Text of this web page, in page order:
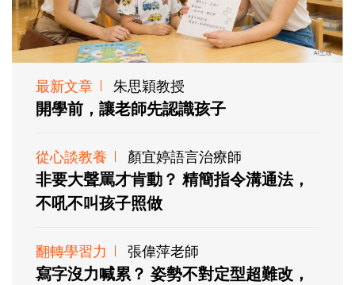
最新文章 朱思穎教授
開學前，讓老師先認識孩子
從心談教養 顏宜婷語言治療師
非要大聲罵才肯動？ 精簡指令溝通法，
不吼不叫孩子照做
翻轉學習力 張偉萍老師
寫字沒力喊累？ 姿勢不對定型超難改，